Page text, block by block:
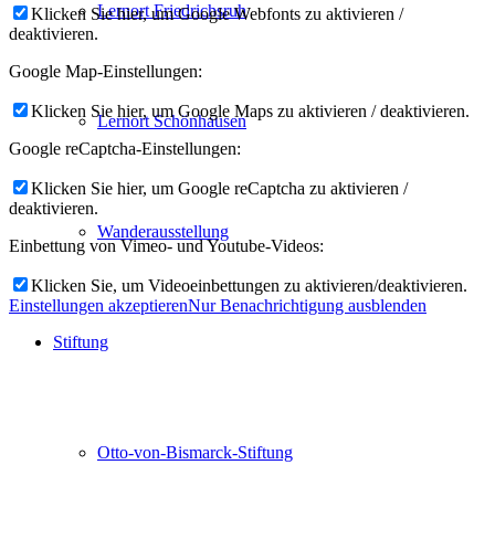
Lernort Friedrichsruh
Lernort Schönhausen
Wanderausstellung
Stiftung
Otto-von-Bismarck-Stiftung
Klicken Sie hier, um Google Webfonts zu aktivieren /
deaktivieren.
Google Map-Einstellungen:
Klicken Sie hier, um Google Maps zu aktivieren / deaktivieren.
Google reCaptcha-Einstellungen:
Klicken Sie hier, um Google reCaptcha zu aktivieren /
deaktivieren.
Einbettung von Vimeo- und Youtube-Videos:
Klicken Sie, um Videoeinbettungen zu aktivieren/deaktivieren.
Einstellungen akzeptierenNur Benachrichtigung ausblenden